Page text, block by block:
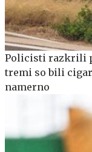
Policisti razkrili
tremi so bili
namerno